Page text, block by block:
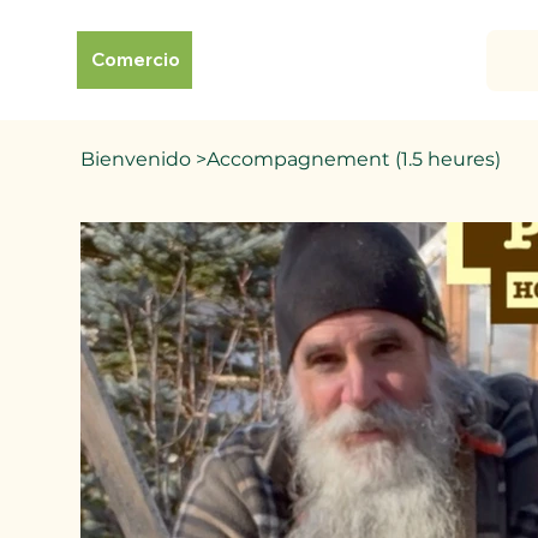
Comercio
Bienvenido >Accompagnement (1.5 heures)